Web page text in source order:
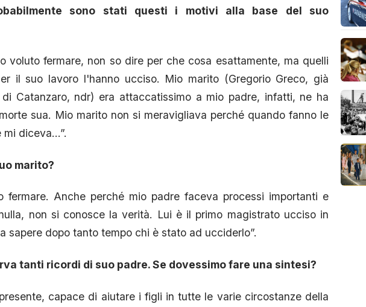
sono stati questi i motivi alla base del suo
voluto fermare, non so dire per che cosa esattamente, ma quelli
il suo lavoro l'hanno ucciso. Mio marito (Gregorio Greco, già
Catanzaro, ndr) era attaccatissimo a mio padre, infatti, ne ha
sua. Mio marito non si meravigliava perché quando fanno le
mi diceva…”.
marito?
fermare. Anche perché mio padre faceva processi importanti e
non si conosce la verità. Lui è il primo magistrato ucciso in
sapere dopo tanto tempo chi è stato ad ucciderlo”.
tanti ricordi di suo padre. Se dovessimo fare una sintesi?
capace di aiutare i figli in tutte le varie circostanze della